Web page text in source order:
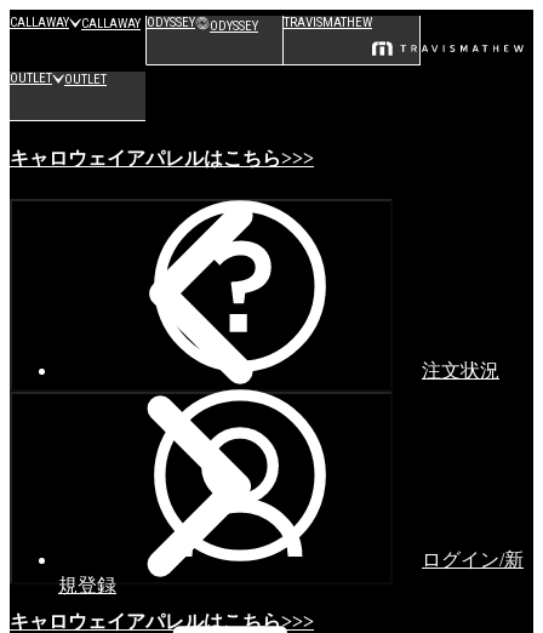
CALLAWAY CALLAWAY ODYSSEY ODYSSEY TRAVISMATHEW
OUTLET OUTLET
キャロウェイアパレルはこちら>>>
キャロウェイアパレルはこちら>>>
注文状況
ログイン/新
規登録